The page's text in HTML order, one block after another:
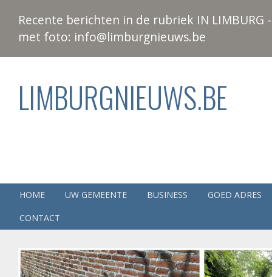
Recente berichten in de rubriek IN
met foto: info@limburgnieuws.be
LIMBURGNIEUWS.BE
HOME UW GEMEENTE BUSINESS
GOED ADRES
CONTACT